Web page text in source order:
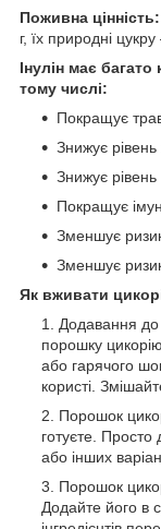
Поживна цінність:
г, їх природні цукру
Інулін має
тому числі:
Покращує
Знижує
Знижує рівень
Покращує
Зменшує
Зменшує
Як вживати
Додавання до
порошку
або гарячого
користі.
Порошок
готуєте. Просто
або інших
Порошок
Додайте його в